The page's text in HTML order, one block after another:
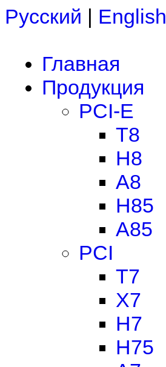
Русский | English
Главная
Продукция
PCI-E
T8
H8
A8
H85
A85
PCI
T7
X7
H7
H75